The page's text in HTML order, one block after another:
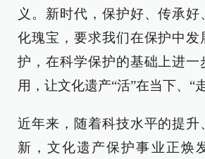
义。新时代，保护好、传承
化瑰宝，要求我们在保护中发
护，在科学保护的基础上进一
用，让文化遗产“活”在当下、“
近年来，随着科技水平的提升
新，文化遗产保护事业正焕